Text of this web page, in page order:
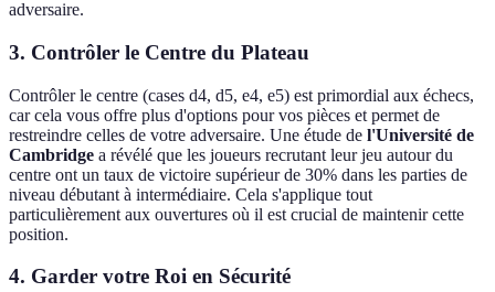
adversaire.
3. Contrôler le Centre du Plateau
Contrôler le centre (cases d4, d5, e4, e5) est primordial aux échecs,
car cela vous offre plus d'options pour vos pièces et permet de
restreindre celles de votre adversaire. Une étude de l'Université de
Cambridge a révélé que les joueurs recrutant leur jeu autour du
centre ont un taux de victoire supérieur de 30% dans les parties de
niveau débutant à intermédiaire. Cela s'applique tout
particulièrement aux ouvertures où il est crucial de maintenir cette
position.
4. Garder votre Roi en Sécurité